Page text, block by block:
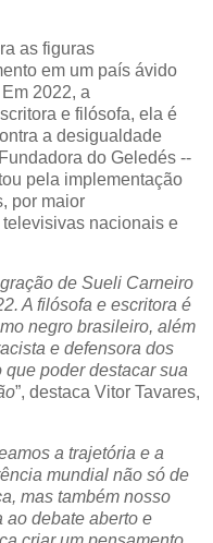
as figuras
em um país ávido
2022, a
e filósofa, ela é
a desigualdade
do Geledés --
pela implementação
por maior
nacionais e
de Sueli Carneiro
A filósofa e escritora é
negro brasileiro, além
e defensora dos
poder destacar sua
”, destaca Vitor Tavares,
a trajetória e a
mundial não só de
mas também nosso
ao debate aberto e